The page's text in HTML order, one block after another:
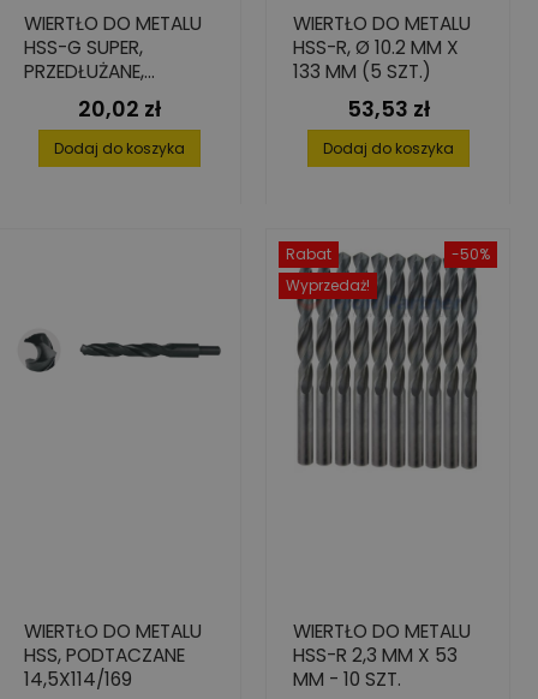
WIERTŁO DO METALU
HSS-G SUPER,
PRZEDŁUŻANE,
6,8X102/156
Cena
20,02 zł
Dodaj do koszyka
WIERTŁO DO METALU
HSS-R, Ø 10.2 MM X
133 MM (5 SZT.)
Cena
53,53 zł
Dodaj do koszyka
WIERTŁO DO METALU
HSS, PODTACZANE
14,5X114/169
-50%
Rabat
Wyprzedaż!
WIERTŁO DO METALU
HSS-R 2,3 MM X 53
MM - 10 SZT.